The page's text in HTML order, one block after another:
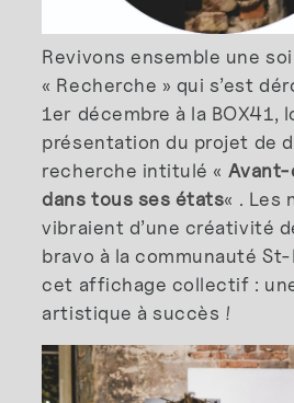
Revivons ensemble une
« Recherche » qui s’est
1er décembre à la BOX41,
présentation du projet de
recherche intitulé « Avant-
dans tous ses états« . Les
vibraient d’une créativité
bravo à la communauté
cet affichage collectif :
artistique à succès !